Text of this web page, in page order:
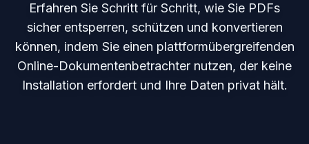
Erfahren Sie Schritt für Schritt, wie Sie PDFs
sicher entsperren, schützen und konvertieren
können, indem Sie einen plattformübergreifenden
Online-Dokumentenbetrachter nutzen, der keine
Installation erfordert und Ihre Daten privat hält.